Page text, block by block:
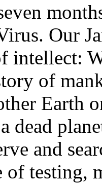
Our
intellect:
of
Earth
dead
and
testing,